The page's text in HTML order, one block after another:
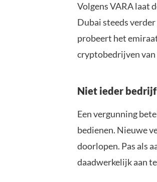
Volgens VARA laat
Dubai steeds
probeert het
cryptobedrijven van
Niet ieder
Een vergunning
bedienen. Nieuwe
doorlopen. Pas als
daadwerkelijk aan